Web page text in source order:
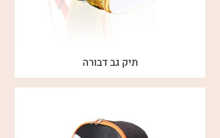
תיק גב דבורה